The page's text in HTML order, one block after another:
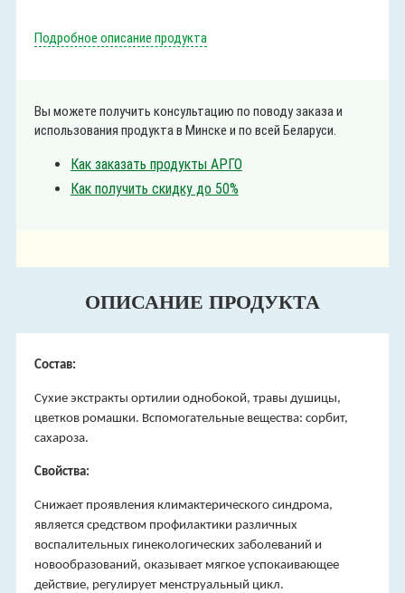
Подробное описание продукта
Вы можете получить консультацию по поводу заказа и
использования продукта в Минске и по всей Беларуси.
Как заказать продукты АРГО
Как получить скидку до 50%
ОПИСАНИЕ ПРОДУКТА
Состав:
Cухие экстракты ортилии однобокой, травы душицы,
цветков ромашки. Вспомогательные вещества: сорбит,
сахароза.
Свойства:
Снижает проявления климактерического синдрома,
является средством профилактики различных
воспалительных гинекологических заболеваний и
новообразований, оказывает мягкое успокаивающее
действие, регулирует менструальный цикл.